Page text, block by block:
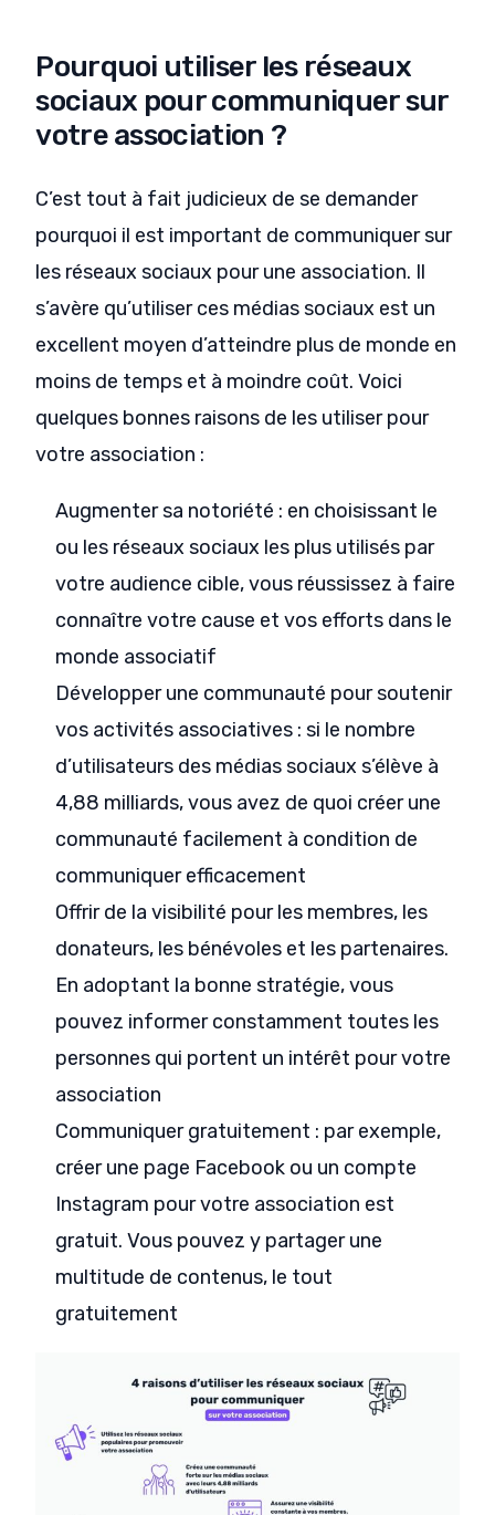
Pourquoi utiliser les réseaux
sociaux pour communiquer sur
votre association ?
C’est tout à fait judicieux de se demander
pourquoi il est important de communiquer sur
les réseaux sociaux pour une association. Il
s’avère qu’utiliser ces médias sociaux est un
excellent moyen d’atteindre plus de monde en
moins de temps et à moindre coût. Voici
quelques bonnes raisons de les utiliser pour
votre association :
Augmenter sa notoriété : en choisissant le
ou les réseaux sociaux les plus utilisés par
votre audience cible, vous réussissez à faire
connaître votre cause et vos efforts dans le
monde associatif
Développer une communauté pour soutenir
vos activités associatives : si le nombre
d’utilisateurs des médias sociaux s’élève à
4,88 milliards, vous avez de quoi créer une
communauté facilement à condition de
communiquer efficacement
Offrir de la visibilité pour les membres, les
donateurs, les bénévoles et les partenaires.
En adoptant la bonne stratégie, vous
pouvez informer constamment toutes les
personnes qui portent un intérêt pour votre
association
Communiquer gratuitement : par exemple,
créer une page Facebook ou un compte
Instagram pour votre association est
gratuit. Vous pouvez y partager une
multitude de contenus, le tout
gratuitement